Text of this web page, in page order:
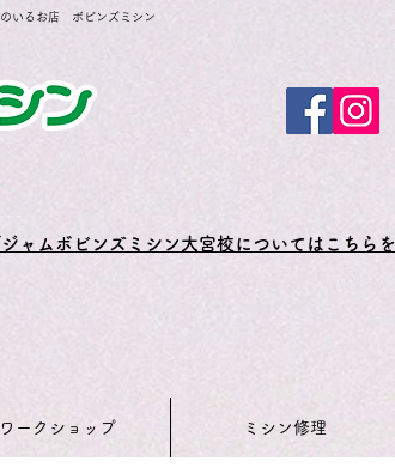
いるお店 ボビンズミシン
ャムボビンズミシン大宮校についてはこちら
ワークショップ ミシン修理